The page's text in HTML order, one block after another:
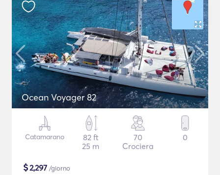
Ocean Voyager 82
Catamarano
82 ft
25 m
70
Crociera
0
$2,297 /giorno